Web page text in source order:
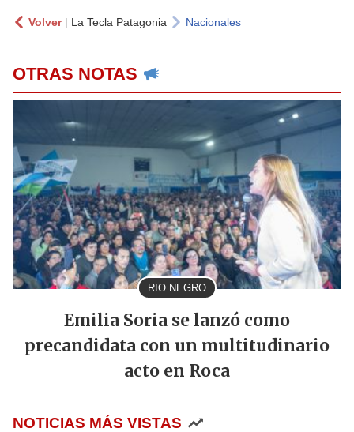
Volver| La Tecla Patagonia Nacionales
OTRAS NOTAS
RIO NEGRO
Emilia Soria se lanzó como
precandidata con un multitudinario
acto en Roca
NOTICIAS MÁS VISTAS